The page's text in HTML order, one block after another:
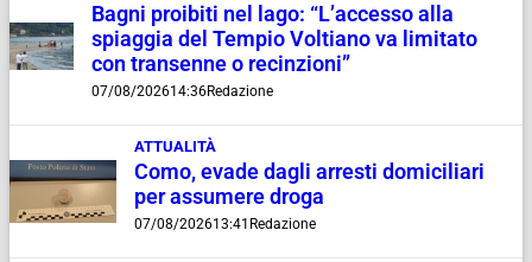
Bagni proibiti nel lago: “L’accesso alla
spiaggia del Tempio Voltiano va limitato
con transenne o recinzioni”
07/08/202614:36Redazione
ATTUALITÀ
Como, evade dagli arresti domiciliari
per assumere droga
07/08/202613:41 Redazione